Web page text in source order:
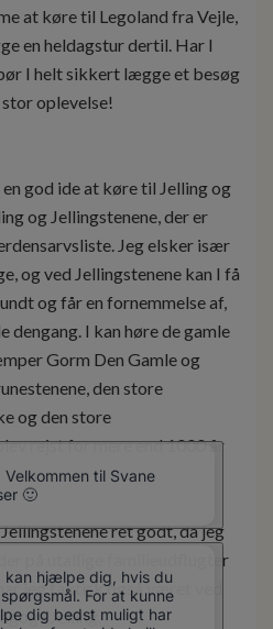
at køre til Legoland fra Vejle,
en heldagstur dertil. Har I
I helt sikkert lægge et besøg
oplevelse!
god ide at køre til Jelling og
og Jellingstenene, der er
Jeg elsker især
og ved Jellingstenene kan I få
og får en fornemmelse af,
dengang. I kan høre de gamle
Gorm Den Gamle og
den store
og den store
rejst for mere end 1000 år
ret godt, da jeg
på utallige familieudflugter
jeg faktisk også været ved
i Jelling.